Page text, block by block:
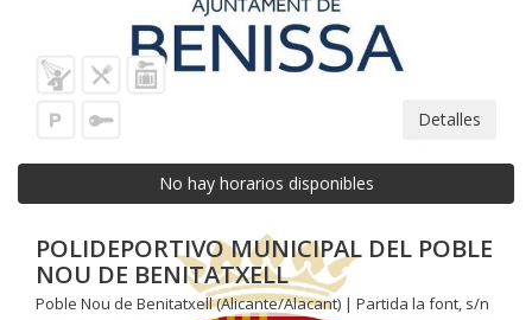
Detalles
No hay horarios disponibles
POLIDEPORTIVO MUNICIPAL DEL POBLE
NOU DE BENITATXELL
Poble Nou de Benitatxell (Alicante/Alacant) | Partida la font, s/n